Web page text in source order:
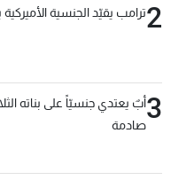
2ترامب يقيّد الجنسية الأميركية
3أبٌ يعتدي جنسيّاً على بناته
صادمة